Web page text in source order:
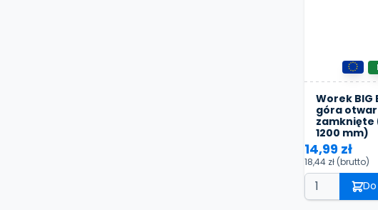
Worek BIG
góra
zamknięte
1200 mm)
14,99 zł
18,44 zł (brutto)